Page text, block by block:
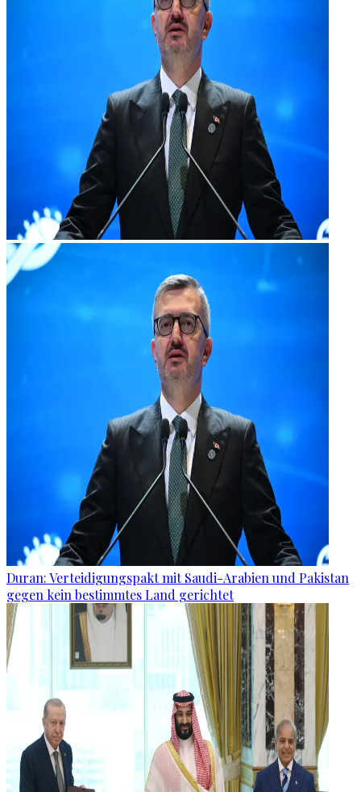
Duran: Verteidigungspakt mit Saudi-Arabien und Pakistan
gegen kein bestimmtes Land gerichtet